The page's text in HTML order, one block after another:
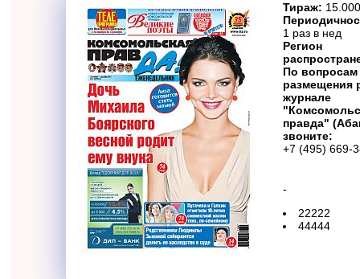
Тираж:
1 раз в нед
Регион
По вопросам
размещения
журнале
правда"
звоните:
+7 (495) 669-
-
22222
44444